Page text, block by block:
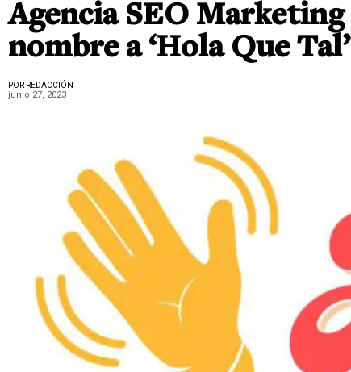
Agencia SEO
nombre a ‘Hola Que
POR REDACCIÓN
junio 27, 2023